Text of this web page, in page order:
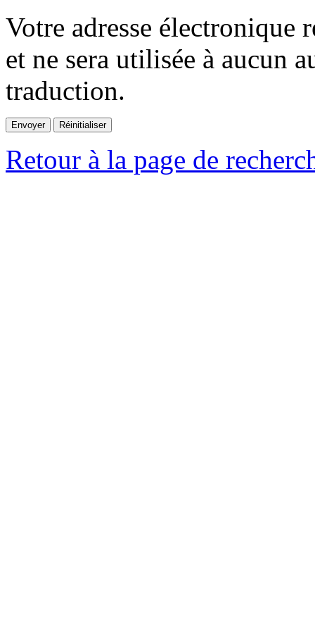
Votre adresse électronique
et ne sera utilisée à aucun
traduction.
Retour à la page de